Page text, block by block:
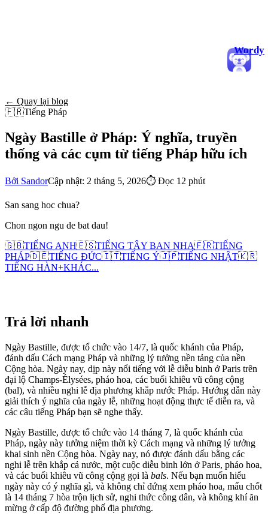
Wordy
← Quay lại blog
🇫🇷Tiếng Pháp
Ngày Bastille ở Pháp: Ý nghĩa, truyền
thống và các cụm từ tiếng Pháp hữu ích
Bởi SandorCập nhật: 2 tháng 5, 2026⏱ Đọc 12 phút
San sang hoc chua?
Chon ngon ngu de bat dau!
🇬🇧TIẾNG ANH🇪🇸TIẾNG TÂY BAN NHA🇫🇷TIẾNG
PHÁP🇩🇪TIẾNG ĐỨC🇮🇹TIẾNG Ý🇯🇵TIẾNG NHẬT🇰🇷
TIẾNG HÀN+KHÁC...
Trả lời nhanh
Ngày Bastille, được tổ chức vào 14/7, là quốc khánh của Pháp,
đánh dấu Cách mạng Pháp và những lý tưởng nền tảng của nền
Cộng hòa. Ngày nay, dịp này nổi tiếng với lễ diễu binh ở Paris trên
đại lộ Champs-Élysées, pháo hoa, các buổi khiêu vũ công cộng
(bal), và nhiều nghi lễ địa phương khắp nước Pháp. Hướng dẫn này
giải thích ý nghĩa của ngày lễ, những hoạt động thực tế diễn ra, và
các câu tiếng Pháp bạn sẽ nghe thấy.
Ngày Bastille, được tổ chức vào 14 tháng 7, là quốc khánh của
Pháp, ngày này tưởng niệm thời kỳ Cách mạng và những lý tưởng
khai sinh nền Cộng hòa. Ngày nay, nó được đánh dấu bằng các
nghi lễ trên khắp cả nước, một cuộc diễu binh lớn ở Paris, pháo hoa,
và các buổi khiêu vũ công cộng gọi là bals. Nếu bạn muốn hiểu
ngày này có ý nghĩa gì, và không chỉ đứng xem pháo hoa, mấu chốt
là 14 tháng 7 hòa trộn lịch sử, nghi thức công dân, và không khí ăn
mừng ở cấp độ đường phố địa phương.